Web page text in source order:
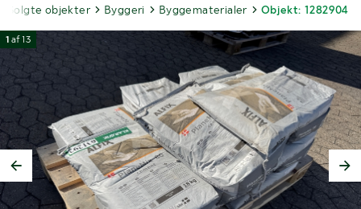
Solgte objekter Byggeri Byggematerialer Objekt: 1282904
1 af13